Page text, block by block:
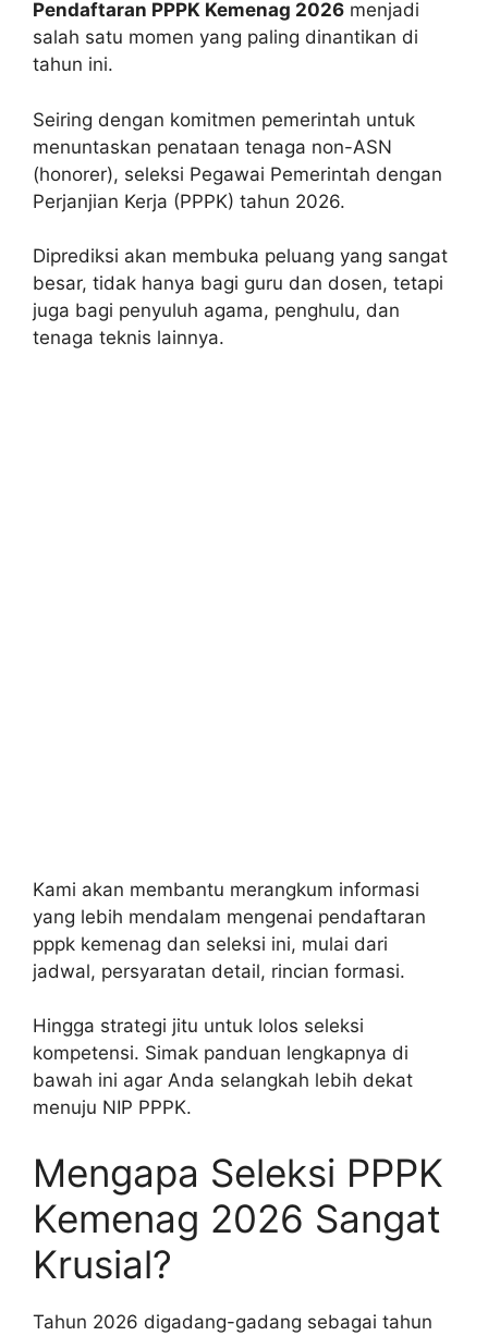
Pendaftaran PPPK Kemenag 2026 menjadi
salah satu momen yang paling dinantikan di
tahun ini.
Seiring dengan komitmen pemerintah untuk
menuntaskan penataan tenaga non-ASN
(honorer), seleksi Pegawai Pemerintah dengan
Perjanjian Kerja (PPPK) tahun 2026.
Diprediksi akan membuka peluang yang sangat
besar, tidak hanya bagi guru dan dosen, tetapi
juga bagi penyuluh agama, penghulu, dan
tenaga teknis lainnya.
Kami akan membantu merangkum informasi
yang lebih mendalam mengenai pendaftaran
pppk kemenag dan seleksi ini, mulai dari
jadwal, persyaratan detail, rincian formasi.
Hingga strategi jitu untuk lolos seleksi
kompetensi. Simak panduan lengkapnya di
bawah ini agar Anda selangkah lebih dekat
menuju NIP PPPK.
Mengapa Seleksi PPPK
Kemenag 2026 Sangat
Krusial?
Tahun 2026 digadang-gadang sebagai tahun